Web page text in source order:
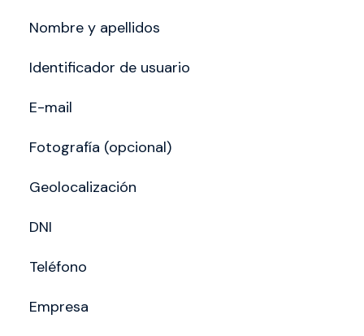
Nombre y apellidos
Identificador de usuario
E-mail
Fotografía (opcional)
Geolocalización
DNI
Teléfono
Empresa